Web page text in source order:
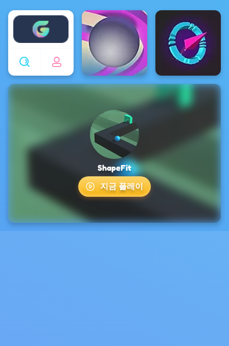
Enjoy4fun
ShapeFit
지금 플레이